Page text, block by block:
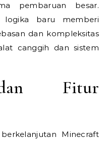
pembaruan besar.
logika baru memberi
dan kompleksitas
canggih dan sistem
Fitur
Minecraft